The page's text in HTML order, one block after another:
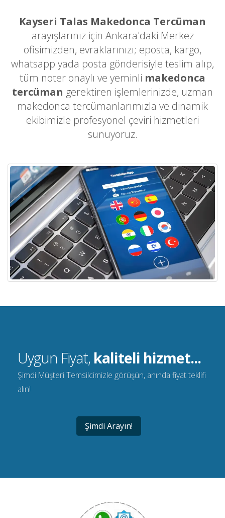
Kayseri Talas Makedonca Tercüman
arayışlarınız için Ankara'daki Merkez
ofisimizden, evraklarınızı; eposta, kargo,
whatsapp yada posta gönderisiyle teslim alıp,
tüm noter onaylı ve yeminli makedonca
tercüman gerektiren işlemlerinizde, uzman
makedonca tercümanlarımızla ve dinamik
ekibimizle profesyonel çeviri hizmetleri
sunuyoruz.
Uygun Fiyat, kaliteli hizmet...
Şimdi Müşteri Temsilcimizle görüşün, anında fiyat teklifi
alın!
Şimdi Arayın!